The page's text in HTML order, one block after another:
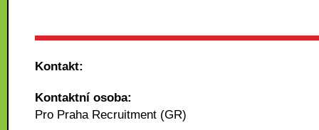
Kontakt:
Kontaktní osoba:
Pro Praha Recruitment (GR)